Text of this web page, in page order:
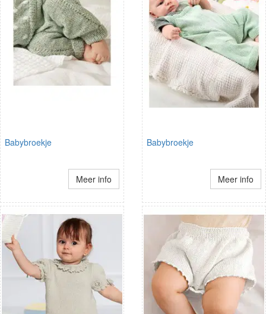
Babybroekje
Meer info
Babybroekje
Meer info